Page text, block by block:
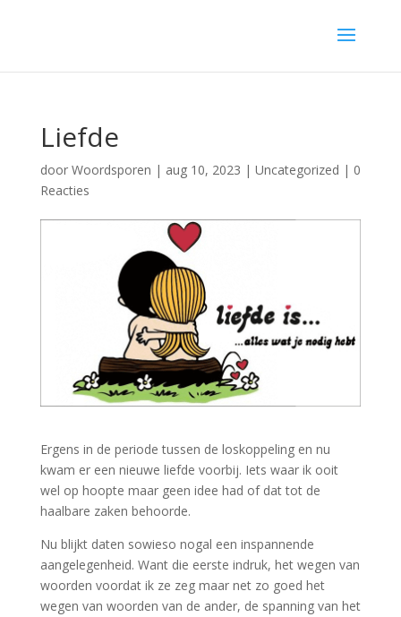
Liefde
door Woordsporen | aug 10, 2023 | Uncategorized | 0
Reacties
Ergens in de periode tussen de loskoppeling en nu
kwam er een nieuwe liefde voorbij. Iets waar ik ooit
wel op hoopte maar geen idee had of dat tot de
haalbare zaken behoorde.
Nu blijkt daten sowieso nogal een inspannende
aangelegenheid. Want die eerste indruk, het wegen van
woorden voordat ik ze zeg maar net zo goed het
wegen van woorden van de ander, de spanning van het